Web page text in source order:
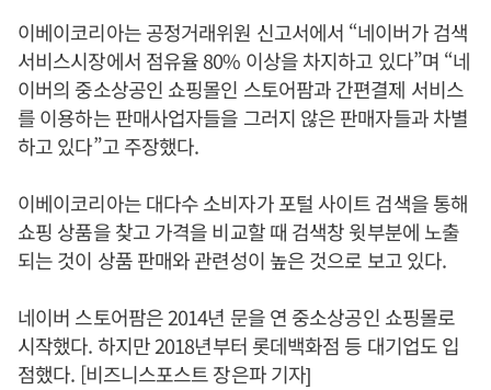
이베이코리아는 공정거래위원 신고서에서 “네이버가 검색
서비스시장에서 점유율 80% 이상을 차지하고 있다”며 “네
이버의 중소상공인 쇼핑몰인 스토어팜과 간편결제 서비스
를 이용하는 판매사업자들을 그러지 않은 판매자들과 차별
하고 있다”고 주장했다.
이베이코리아는 대다수 소비자가 포털 사이트 검색을 통해
쇼핑 상품을 찾고 가격을 비교할 때 검색창 윗부분에 노출
되는 것이 상품 판매와 관련성이 높은 것으로 보고 있다.
네이버 스토어팜은 2014년 문을 연 중소상공인 쇼핑몰로
시작했다. 하지만 2018년부터 롯데백화점 등 대기업도 입
점했다. [비즈니스포스트 장은파 기자]